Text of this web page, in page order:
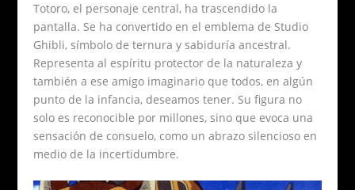
Totoro, el personaje central, ha trascendido la
pantalla. Se ha convertido en el emblema de Studio
Ghibli, símbolo de ternura y sabiduría ancestral.
Representa al espíritu protector de la naturaleza y
también a ese amigo imaginario que todos, en algún
punto de la infancia, deseamos tener. Su figura no
solo es reconocible por millones, sino que evoca una
sensación de consuelo, como un abrazo silencioso en
medio de la incertidumbre.